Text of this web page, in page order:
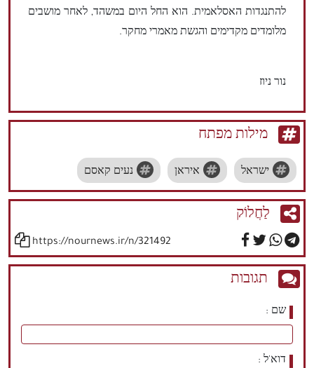
להתנגדות האסלאמית. הוא החל היום במשהד, לאחר מושבים
מלומדים מקדימים והגשת מאמרי מחקר.
נור ניוז
מילות מפתח
ישראל איראן נעים קאסם
לַחֲלוֹק
https://nournews.ir/n/321492
תגובות
שם
דוא'ל